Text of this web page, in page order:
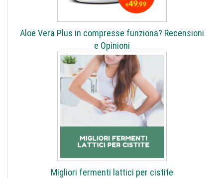
Aloe Vera Plus in compresse funziona? Recensioni
e Opinioni
Migliori fermenti lattici per cistite